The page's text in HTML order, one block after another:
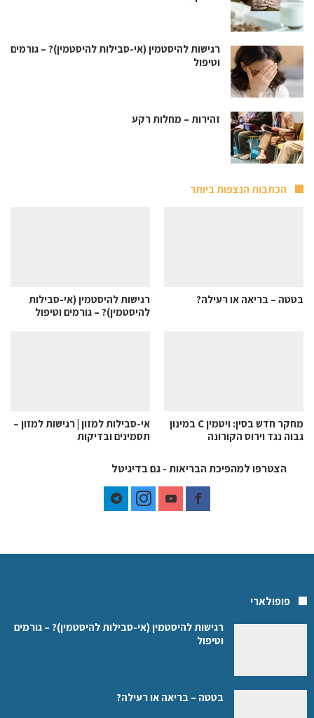
רגישות להיסטמין (אי-סבילות להיסטמין)? – גורמים
וטיפול
זהירות – מחלות רקע
הכתבות הנצפות ביותר
רגישות להיסטמין (אי-סבילות
להיסטמין)? – גורמים וטיפול
בטטה – בריאה או רעילה?
אי-סבילות למזון | רגישות למזון –
תסמינים ובדיקות
מחקר חדש בסין: ויטמין C במינון
גבוה נגד וירוס הקורונה
הצטרפו למהפיכת הבריאות - גם בדיגיטל
פופולארי
רגישות להיסטמין (אי-סבילות להיסטמין)? – גורמים
וטיפול
בטטה – בריאה או רעילה?